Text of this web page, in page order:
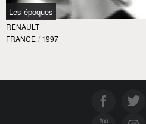
Les époques
RENAULT
FRANCE / 1997